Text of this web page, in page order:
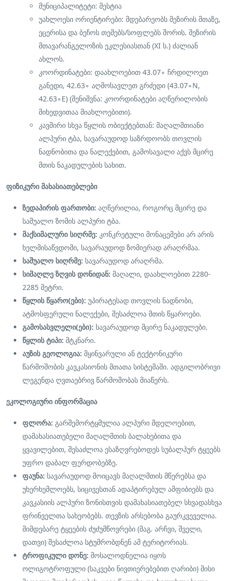
მუნიციპალიტეტი: მესტია
უახლოესი ორიენტირები: მდებარეობს მეზირის მთაზე,
ეცერისა და ბეჩოს თემებს/სოფლებს შორის. მეზირის
მთავარანგელოზის ეკლესიასთან (XI ს.) ძალიან
ახლოს.
კოორდინატები: დაახლოებით 43.07∘ ჩრდილოეთ
განედი, 42.63∘ აღმოსავლეთ გრძედი (43.07∘N,
42.63∘E) (შენიშვნა: კოორდინატები აღწერილობის
მიხედვითაა მიახლოებითი).
კავშირი სხვა წყლის ობიექტებთან: მაღალმთიანი
ალპური ტბა, სავარაუდოდ საზრდოობს თოვლის
ნადნობითა და ნალექებით, გამოსავალი აქვს მცირე
მთის ნაკადულების სახით.
ფიზიკური მახასიათებლები
ზედაპირის ფართობი: აღწერილია, როგორც მცირე და
საშუალო ზომის ალპური ტბა.
მაქსიმალური სიღრმე: კონკრეტული მონაცემები არ არის
ხელმისაწვდომი, სავარაუდოდ ზომიერად არაღრმაა.
საშუალო სიღრმე: სავარაუდოდ არაღრმა.
სიმაღლე ზღვის დონიდან: მაღალი, დაახლოებით 2280-
2285 მეტრი.
წყლის წყარო(ები): უპირატესად თოვლის ნადნობი,
ატმოსფერული ნალექები, შესაძლოა მთის წყაროები.
გამოსასვლელი(ები): სავარაუდოდ მცირე ნაკადულები.
წყლის ტიპი: მტკნარი.
აუზის გეოლოგია: მყინვარული ან ტექტონიკური
წარმოშობის კავკასიონის მთათა სისტემაში. ადგილობრივი
ლეგენდა ღვთაებრივ წარმოშობას მიაწერს.
ეკოლოგიური ინფორმაცია
ფლორა: გარშემორტყმულია ალპური მდელოებით,
დამახასიათებელი მაღალმთის ბალახებითა და
ყვავილებით, შესაძლოა ესაზღვრებოდეს სუბალპურ ტყეებს
უფრო დაბალ ფერდობებზე.
ფაუნა: სავარაუდოდ მოიცავს მაღალმთის მწერებსა და
უხერხემლოებს, სიცივესთან ადაპტირებულ ამფიბიებს და
კავკასიის ალპური ზონისთვის დამახასიათებელ სხვადასხვა
ფრინველთა სახეობებს. თევზის არსებობა გაურკვეველია.
მიმდებარე ტყეების ძუძუმწოვრები (მაგ. არჩვი, შველი,
დათვი) შესაძლოა სტუმრობდნენ ამ ტერიტორიას.
ტროფიკული დონე: მოსალოდნელია იყოს
ოლიგოტროფული (საკვები ნივთიერებებით ღარიბი) მისი